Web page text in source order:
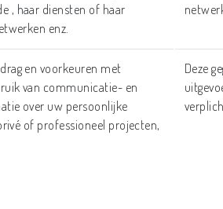
, haar diensten of haar
enz.
en voorkeuren met
van communicatie- en
over uw persoonlijke
of professioneel projecten,
Deze